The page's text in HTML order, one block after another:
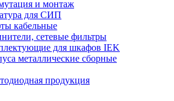
и монтаж
для СИП
кабельные
сетевые фильтры
для шкафов IEK
металлические сборные
продукция